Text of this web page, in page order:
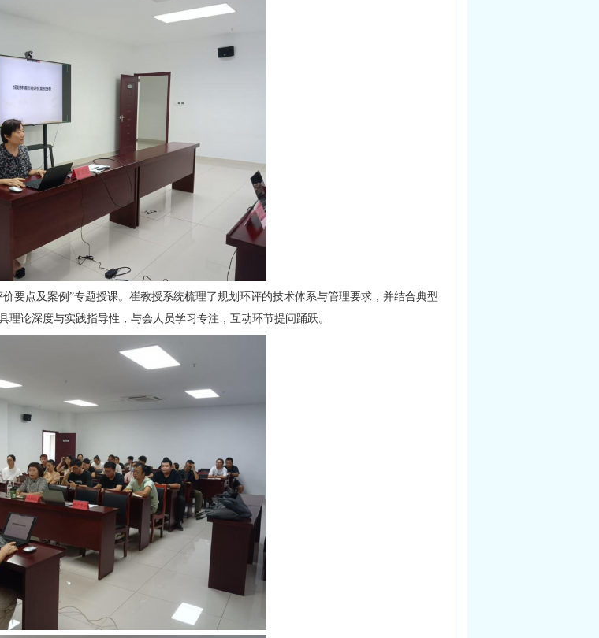
要点及案例”专题授课。崔教授系统梳理了规划环评的技术体系与管理要求，并结合典型
论深度与实践指导性，与会人员学习专注，互动环节提问踊跃。